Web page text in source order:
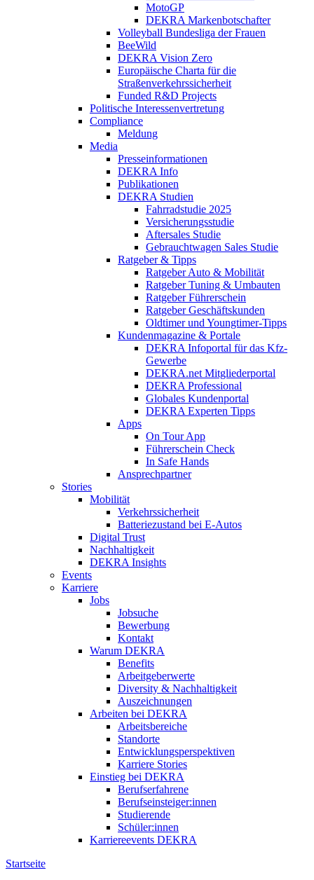
MotoGP
DEKRA Markenbotschafter
Volleyball Bundesliga der Frauen
BeeWild
DEKRA Vision Zero
Europäische Charta für die
Straßenverkehrssicherheit
Funded R&D Projects
Politische Interessenvertretung
Compliance
Meldung
Media
Presseinformationen
DEKRA Info
Publikationen
DEKRA Studien
Fahrradstudie 2025
Versicherungsstudie
Aftersales Studie
Gebrauchtwagen Sales Studie
Ratgeber & Tipps
Ratgeber Auto & Mobilität
Ratgeber Tuning & Umbauten
Ratgeber Führerschein
Ratgeber Geschäftskunden
Oldtimer und Youngtimer-Tipps
Kundenmagazine & Portale
DEKRA Infoportal für das Kfz-
Gewerbe
DEKRA.net Mitgliederportal
DEKRA Professional
Globales Kundenportal
DEKRA Experten Tipps
Apps
On Tour App
Führerschein Check
In Safe Hands
Ansprechpartner
Stories
Mobilität
Verkehrssicherheit
Batteriezustand bei E-Autos
Digital Trust
Nachhaltigkeit
DEKRA Insights
Events
Karriere
Jobs
Jobsuche
Bewerbung
Kontakt
Warum DEKRA
Benefits
Arbeitgeberwerte
Diversity & Nachhaltigkeit
Auszeichnungen
Arbeiten bei DEKRA
Arbeitsbereiche
Standorte
Entwicklungsperspektiven
Karriere Stories
Einstieg bei DEKRA
Berufserfahrene
Berufseinsteiger:innen
Studierende
Schüler:innen
Karriereevents DEKRA
Startseite